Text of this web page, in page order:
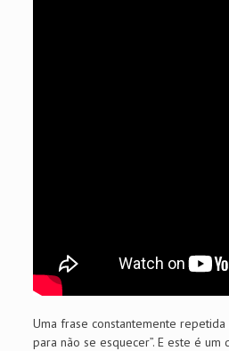
Uma frase constantemente repetida
para não se esquecer”. E este é